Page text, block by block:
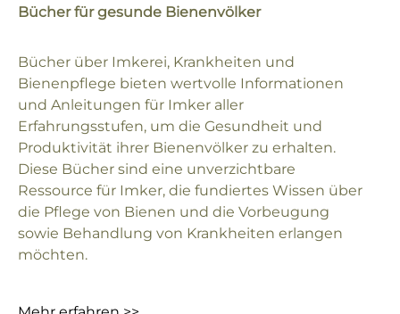
Bücher für gesunde Bienenvölker
Bücher über Imkerei, Krankheiten und
Bienenpflege bieten wertvolle Informationen
und Anleitungen für Imker aller
Erfahrungsstufen, um die Gesundheit und
Produktivität ihrer Bienenvölker zu erhalten.
Diese Bücher sind eine unverzichtbare
Ressource für Imker, die fundiertes Wissen über
die Pflege von Bienen und die Vorbeugung
sowie Behandlung von Krankheiten erlangen
möchten.